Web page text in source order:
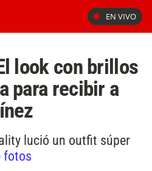
EN VIVO
look con brillos
para recibir a
lució un outfit súper
fotos